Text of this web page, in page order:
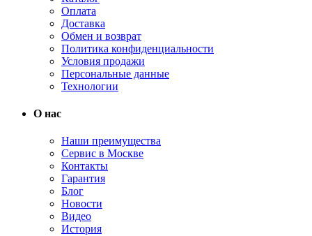
Оплата
Доставка
Обмен и возврат
Политика конфиденциальности
Условия продажи
Персональные данные
Технологии
О нас
Наши преимущества
Сервис в Москве
Контакты
Гарантия
Блог
Новости
Видео
История